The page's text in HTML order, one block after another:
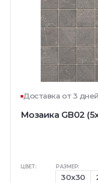
Доставка от 3 дней
Мозаика GB02
ЦВЕТ: РАЗМЕР:
30x30